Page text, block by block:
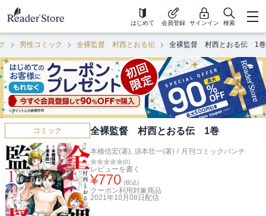
はじめて 会員登録 サインイン 検索
男性コミック 全裸監督 村西とおる伝 全裸監督 村西とおる伝 1巻
コミック 全裸監督 村西とおる伝 1巻
本橋信宏(著), 須本壮一(著) / 月刊コミックバンチ
(0)
レビューを書く
¥770 (税込)
クーポン利用対象商品
2021年10月08日 配信